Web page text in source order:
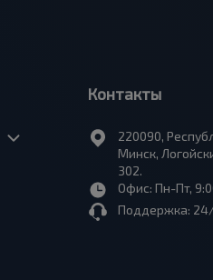
Контакты
220090,
Минск,
302.
Офис: Пн-Пт,
Поддержка: